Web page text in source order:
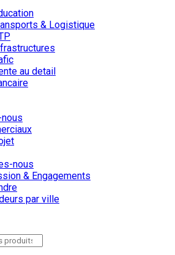
& Logistique
au detail
nous
& Engagements
par ville